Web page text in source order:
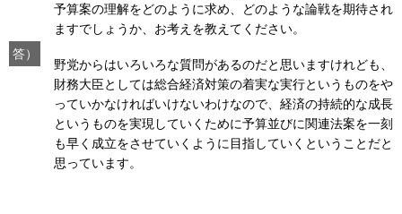
予算案の理解をどのように求め、どのような論戦を期待され
ますでしょうか、お考えを教えてください。
答）
野党からはいろいろな質問があるのだと思いますけれども、
財務大臣としては総合経済対策の着実な実行というものをや
っていかなければいけないわけなので、経済の持続的な成長
というものを実現していくために予算並びに関連法案を一刻
も早く成立をさせていくように目指していくということだと
思っています。